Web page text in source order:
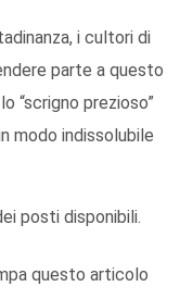
i cultori di
parte a questo
“scrigno prezioso”
modo indissolubile
posti disponibili.
questo articolo